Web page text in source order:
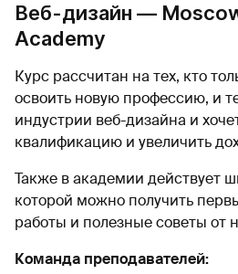
Веб-дизайн —
Academy
Курс рассчитан на тех, кто
освоить новую профессию, и
индустрии веб-дизайна и
квалификацию и увеличить
Также в академии действует
которой можно получить
работы и полезные советы от
Команда преподавателей: